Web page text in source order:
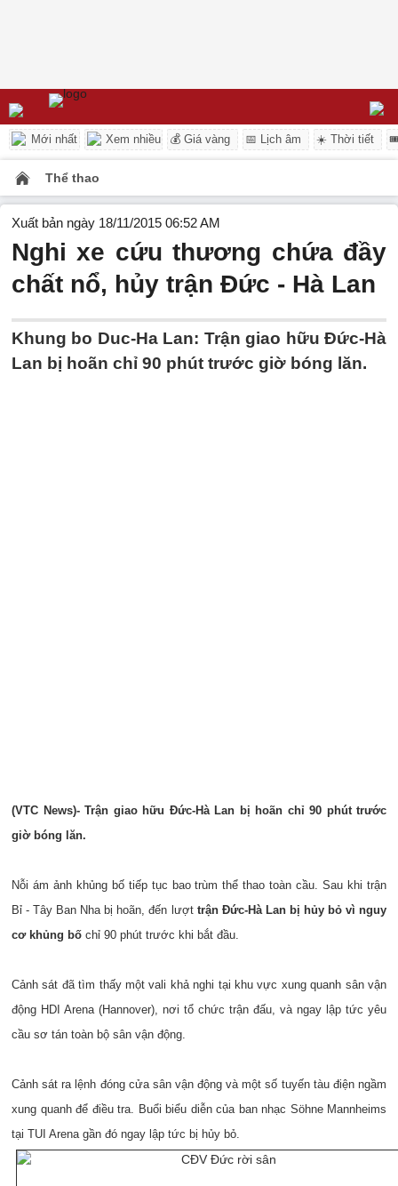
Mới nhất Xem nhiều 💰 Giá vàng 📅 Lịch âm ☀️ Thời tiết
Thể thao
Xuất bản ngày 18/11/2015 06:52 AM
Nghi xe cứu thương chứa đầy
chất nổ, hủy trận Đức - Hà Lan
Khung bo Duc-Ha Lan: Trận giao hữu Đức-Hà
Lan bị hoãn chỉ 90 phút trước giờ bóng lăn.
(VTC News)- Trận giao hữu Đức-Hà Lan bị hoãn chỉ 90 phút trước
giờ bóng lăn.
Nỗi ám ảnh khủng bố tiếp tục bao trùm thể thao toàn cầu. Sau khi trận
Bỉ - Tây Ban Nha bị hoãn, đến lượt trận Đức-Hà Lan bị hủy bỏ vì nguy
cơ khủng bố chỉ 90 phút trước khi bắt đầu.
Cảnh sát đã tìm thấy một vali khả nghi tại khu vực xung quanh sân vận
động HDI Arena (Hannover), nơi tổ chức trận đấu, và ngay lập tức yêu
cầu sơ tán toàn bộ sân vận động.
Cảnh sát ra lệnh đóng cửa sân vận động và một số tuyến tàu điện ngầm
xung quanh để điều tra. Buổi biểu diễn của ban nhạc Söhne Mannheims
tại TUI Arena gần đó ngay lập tức bị hủy bỏ.